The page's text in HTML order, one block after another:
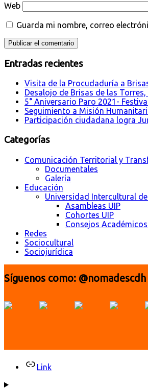
Web
Guarda mi nombre, correo
Entradas recientes
Visita de la Procudaduría a
Desalojo de Brisas de las
5° Aniversario Paro 2021-
Seguimiento a Misión
Participación ciudadana logra
Categorías
Comunicación Territorial y
Documentales
Galería
Educación
Universidad Intercultural
Asambleas UIP
Cohortes UIP
Consejos Académicos
Redes
Sociocultural
Sociojurídica
Síguenos como: @nomadescdh
Link